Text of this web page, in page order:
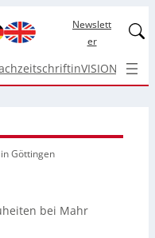
Newslett
er
inVISION Top
Göttingen
bei Mahr